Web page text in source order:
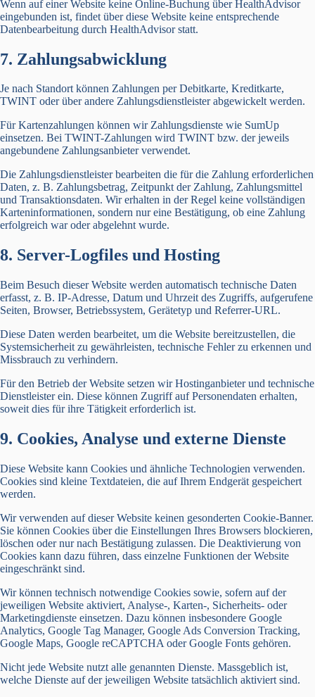
Wenn auf einer Website keine Online-Buchung über HealthAdvisor
eingebunden ist, findet über diese Website keine entsprechende
Datenbearbeitung durch HealthAdvisor statt.
7. Zahlungsabwicklung
Je nach Standort können Zahlungen per Debitkarte, Kreditkarte,
TWINT oder über andere Zahlungsdienstleister abgewickelt werden.
Für Kartenzahlungen können wir Zahlungsdienste wie SumUp
einsetzen. Bei TWINT-Zahlungen wird TWINT bzw. der jeweils
angebundene Zahlungsanbieter verwendet.
Die Zahlungsdienstleister bearbeiten die für die Zahlung erforderlichen
Daten, z. B. Zahlungsbetrag, Zeitpunkt der Zahlung, Zahlungsmittel
und Transaktionsdaten. Wir erhalten in der Regel keine vollständigen
Karteninformationen, sondern nur eine Bestätigung, ob eine Zahlung
erfolgreich war oder abgelehnt wurde.
8. Server-Logfiles und Hosting
Beim Besuch dieser Website werden automatisch technische Daten
erfasst, z. B. IP-Adresse, Datum und Uhrzeit des Zugriffs, aufgerufene
Seiten, Browser, Betriebssystem, Gerätetyp und Referrer-URL.
Diese Daten werden bearbeitet, um die Website bereitzustellen, die
Systemsicherheit zu gewährleisten, technische Fehler zu erkennen und
Missbrauch zu verhindern.
Für den Betrieb der Website setzen wir Hostinganbieter und technische
Dienstleister ein. Diese können Zugriff auf Personendaten erhalten,
soweit dies für ihre Tätigkeit erforderlich ist.
9. Cookies, Analyse und externe Dienste
Diese Website kann Cookies und ähnliche Technologien verwenden.
Cookies sind kleine Textdateien, die auf Ihrem Endgerät gespeichert
werden.
Wir verwenden auf dieser Website keinen gesonderten Cookie-Banner.
Sie können Cookies über die Einstellungen Ihres Browsers blockieren,
löschen oder nur nach Bestätigung zulassen. Die Deaktivierung von
Cookies kann dazu führen, dass einzelne Funktionen der Website
eingeschränkt sind.
Wir können technisch notwendige Cookies sowie, sofern auf der
jeweiligen Website aktiviert, Analyse-, Karten-, Sicherheits- oder
Marketingdienste einsetzen. Dazu können insbesondere Google
Analytics, Google Tag Manager, Google Ads Conversion Tracking,
Google Maps, Google reCAPTCHA oder Google Fonts gehören.
Nicht jede Website nutzt alle genannten Dienste. Massgeblich ist,
welche Dienste auf der jeweiligen Website tatsächlich aktiviert sind.